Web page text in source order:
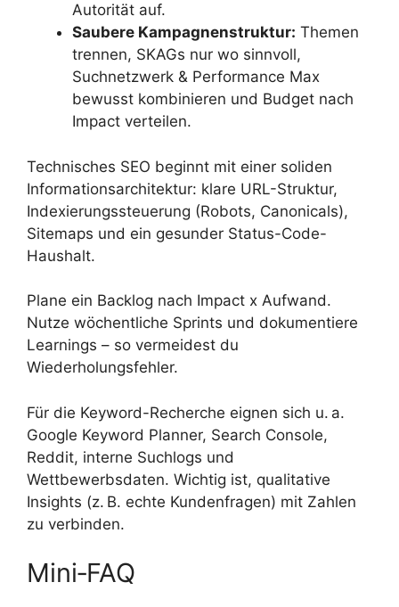
Autorität auf.
Saubere Kampagnenstruktur: Themen
trennen, SKAGs nur wo sinnvoll,
Suchnetzwerk & Performance Max
bewusst kombinieren und Budget nach
Impact verteilen.
Technisches SEO beginnt mit einer soliden
Informationsarchitektur: klare URL-Struktur,
Indexierungssteuerung (Robots, Canonicals),
Sitemaps und ein gesunder Status-Code-
Haushalt.
Plane ein Backlog nach Impact x Aufwand.
Nutze wöchentliche Sprints und dokumentiere
Learnings – so vermeidest du
Wiederholungsfehler.
Für die Keyword-Recherche eignen sich u. a.
Google Keyword Planner, Search Console,
Reddit, interne Suchlogs und
Wettbewerbsdaten. Wichtig ist, qualitative
Insights (z. B. echte Kundenfragen) mit Zahlen
zu verbinden.
Mini‑FAQ